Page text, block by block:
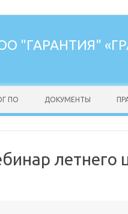
"ГАРАНТИЯ"
ПО ДОКУМЕНТЫ
летнего